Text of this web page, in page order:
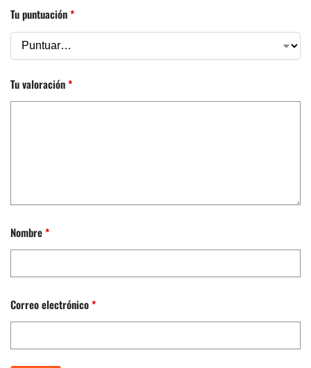
Tu puntuación*
Tu valoración*
Nombre*
Correo electrónico*